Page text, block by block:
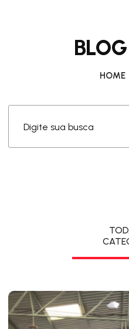
HOME
Digite sua busca